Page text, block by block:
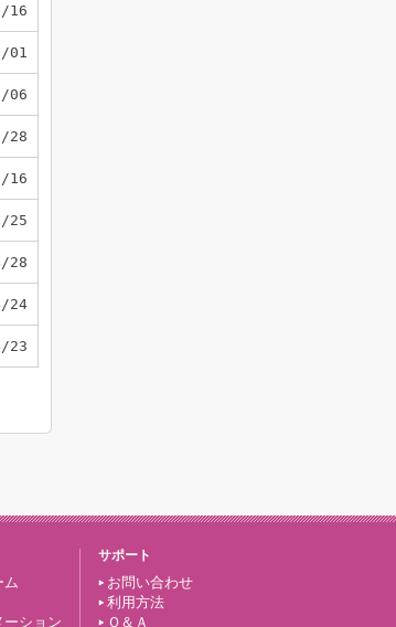
16
01
06
28
16
25
28
24
23
ム
ーション
サポート
お問い合わせ
利用方法
Ｑ＆Ａ